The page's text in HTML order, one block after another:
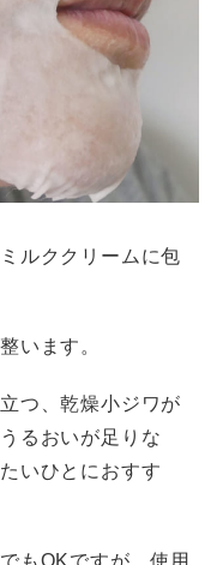
ルククリームに包
います。
つ、乾燥小ジワが
るおいが足りな
いひとにおすす
もOKですが、使用